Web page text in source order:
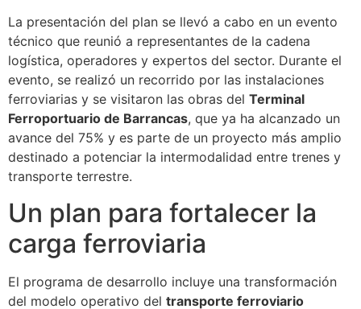
La presentación del plan se llevó a cabo en un evento
técnico que reunió a representantes de la cadena
logística, operadores y expertos del sector. Durante el
evento, se realizó un recorrido por las instalaciones
ferroviarias y se visitaron las obras del Terminal
Ferroportuario de Barrancas, que ya ha alcanzado un
avance del 75% y es parte de un proyecto más amplio
destinado a potenciar la intermodalidad entre trenes y
transporte terrestre.
Un plan para fortalecer la
carga ferroviaria
El programa de desarrollo incluye una transformación
del modelo operativo del transporte ferroviario